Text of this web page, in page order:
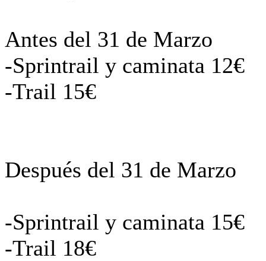
Antes del 31 de Marzo
-Sprintrail y caminata 12€
-Trail 15€
Después del 31 de Marzo
-Sprintrail y caminata 15€
-Trail 18€